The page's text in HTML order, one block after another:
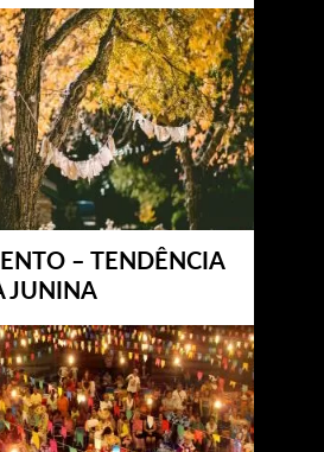
– TENDÊNCIA
JUNINA